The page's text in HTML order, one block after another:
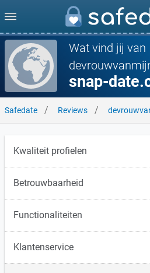
Wat vind jij van
snap-
Safedate Reviews
Kwaliteit profielen
Betrouwbaarheid
Functionaliteiten
Klantenservice